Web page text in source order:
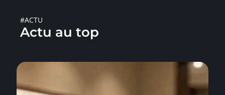
#ACTU
Actu au top